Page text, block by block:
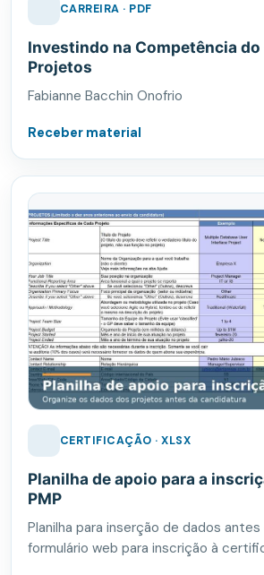
CARREIRA · PDF
Investindo na Competência do
Projetos
Fabianne Bacchin Onofrio
Receber material
CERTIFICAÇÃO · XLSX
Planilha de apoio para a
PMP
Planilha para inserção de dados
formulário web para inscrição à